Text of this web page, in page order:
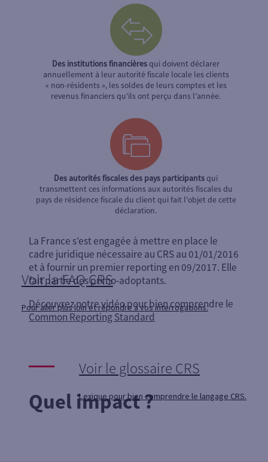
Des institutions financièresqui doivent déclarer
annuellement à leur autorité fiscale locale les clients
« non-résidents », les soldes de leurs comptes et les
revenus financiers qu’ils ont perçu dans l’année.
Des autorités fiscales des pays participantsqui
transmettent ces informations aux autorités fiscales du
pays de résidence fiscale du client qui fait l'objet de cette
déclaration.
La France s’est engagée à mettre en place le
cadre juridique nécessaire au CRS au 01/01/2016
et à fournir un premier reporting en 09/2017. Elle
fait partie des primo-adoptants.
Découvrez notre vidéo pour bien comprendre le
Common Reporting Standard
Quel impact ?
Voir la FAQ CRS
Pour aller plus loin et répondre à vos interrogations.
Voir le glossaire CRS
Lexique pour bien comprendre le langage CRS.